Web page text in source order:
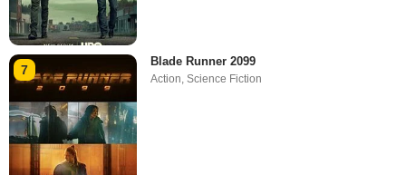
7
Blade Runner 2099
Action ,Science Fiction